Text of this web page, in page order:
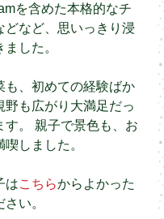
を含めた本格的なチ
どなど、思いっきり浸
した。
も、初めての経験ばか
野も広がり大満足だっ
す。 親子で景色も、お
しました。
はこちらからよかった
い。